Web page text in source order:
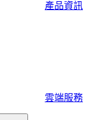
產品資訊
雲端服務